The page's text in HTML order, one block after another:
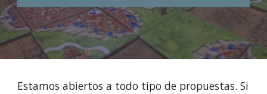
Estamos abiertos a todo tipo de propuestas. Si